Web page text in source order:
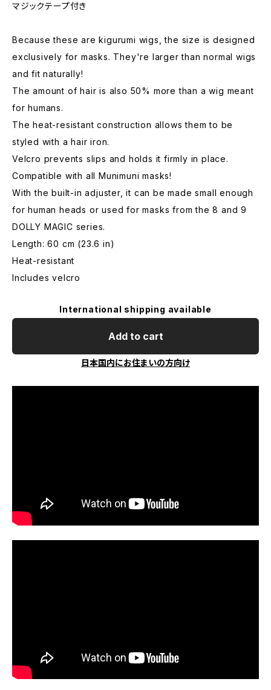
マジックテープ付き
Because these are kigurumi wigs, the size is designed
exclusively for masks. They're larger than normal wigs
and fit naturally!
The amount of hair is also 50% more than a wig meant
for humans.
The heat-resistant construction allows them to be
styled with a hair iron.
Velcro prevents slips and holds it firmly in place.
Compatible with all Munimuni masks!
With the built-in adjuster, it can be made small enough
for human heads or used for masks from the 8 and 9
DOLLY MAGIC series.
Length: 60 cm (23.6 in)
Heat-resistant
Includes velcro
International shipping available
Add to cart
日本国内にお住まいの方向け